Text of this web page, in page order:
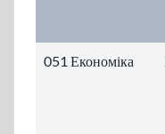
051 Економіка